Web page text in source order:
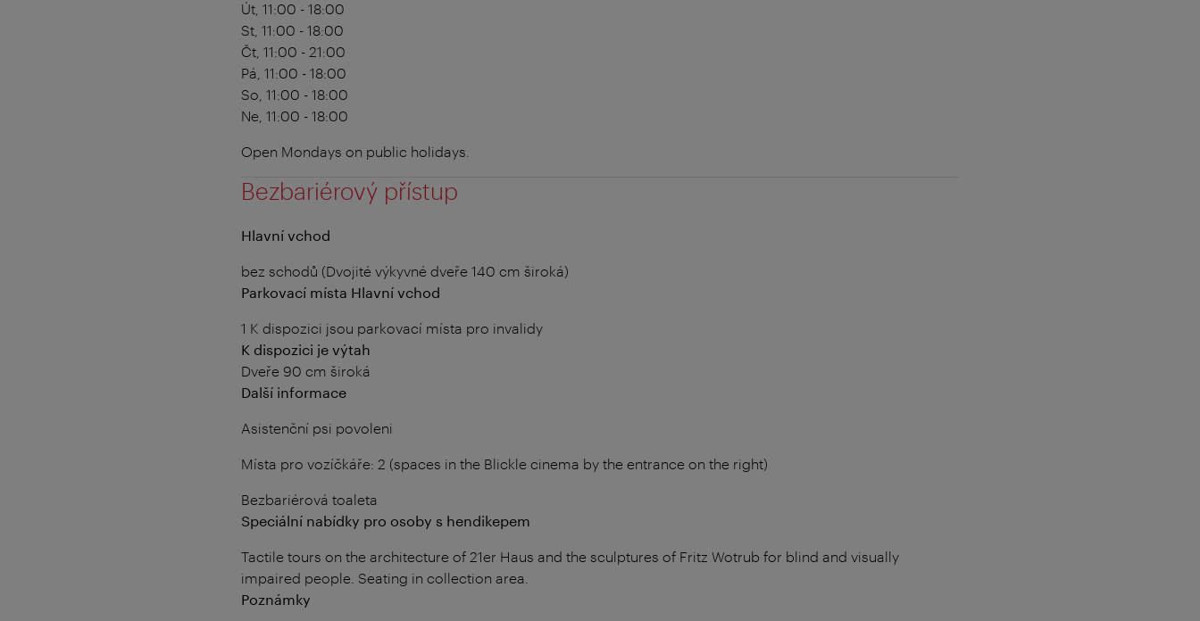
Út, 11:00 - 18:00
St, 11:00 - 18:00
Čt, 11:00 - 21:00
Pá, 11:00 - 18:00
So, 11:00 - 18:00
Ne, 11:00 - 18:00
Open Mondays on public holidays.
Bezbariérový přístup
Hlavní vchod
bez schodů (Dvojité výkyvné dveře 140 cm široká)
Parkovací místa Hlavní vchod
1 K dispozici jsou parkovací místa pro invalidy
K dispozici je výtah
Dveře 90 cm široká
Další informace
Asistenční psi povoleni
Místa pro vozíčkáře: 2 (spaces in the Blickle cinema by the entrance on the right)
Bezbariérová toaleta
Speciální nabídky pro osoby s hendikepem
Tactile tours on the architecture of 21er Haus and the sculptures of Fritz Wotrub for blind and visually
impaired people. Seating in collection area.
Poznámky